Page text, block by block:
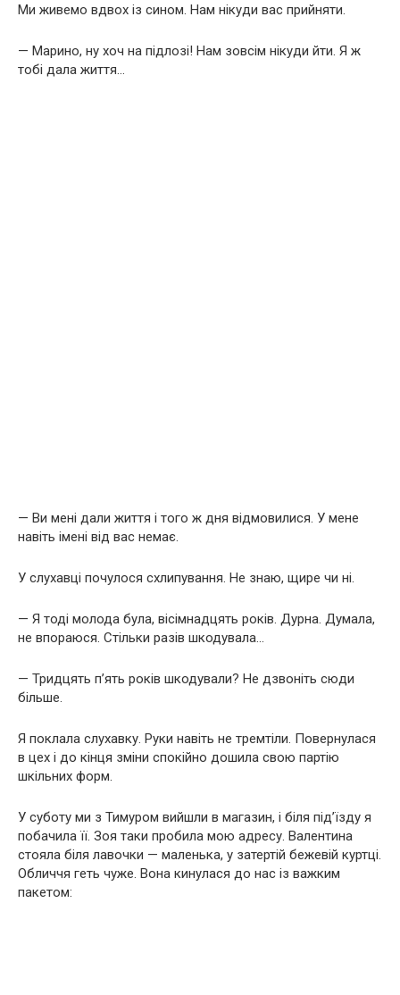
Ми живемо вдвох із сином. Нам нікуди вас прийняти.
— Марино, ну хоч на підлозі! Нам зовсім нікуди йти. Я ж
тобі дала життя…
— Ви мені дали життя і того ж дня відмовилися. У мене
навіть імені від вас немає.
У слухавці почулося схлипування. Не знаю, щире чи ні.
— Я тоді молода була, вісімнадцять років. Дурна. Думала,
не впораюся. Стільки разів шкодувала…
— Тридцять п’ять років шкодували? Не дзвоніть сюди
більше.
Я поклала слухавку. Руки навіть не тремтіли. Повернулася
в цех і до кінця зміни спокійно дошила свою партію
шкільних форм.
У суботу ми з Тимуром вийшли в магазин, і біля під’їзду я
побачила її. Зоя таки пробила мою адресу. Валентина
стояла біля лавочки — маленька, у затертій бежевій куртці.
Обличчя геть чуже. Вона кинулася до нас із важким
пакетом: